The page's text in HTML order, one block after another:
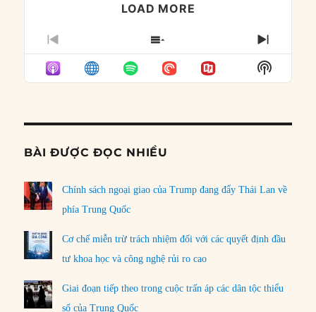
LOAD MORE
PREVIOUS
EPISODE
SHOW
EPISODES
LIST
NEXT
Show
Podcast
BÀI ĐƯỢC ĐỌC NHIỀU
Chính sách ngoại giao của Trump đang đẩy Thái Lan về
phía Trung Quốc
Cơ chế miễn trừ trách nhiệm đối với các quyết định đầu
tư khoa học và công nghệ rủi ro cao
Giai đoạn tiếp theo trong cuộc trấn áp các dân tộc thiểu
số của Trung Quốc